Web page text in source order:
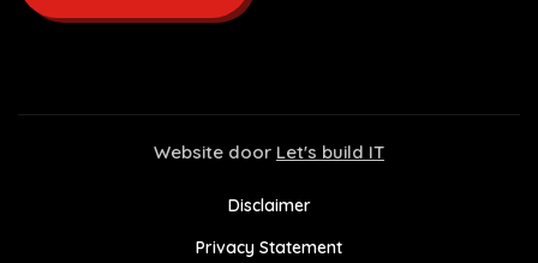
Website door Let's build IT
Disclaimer
Privacy Statement